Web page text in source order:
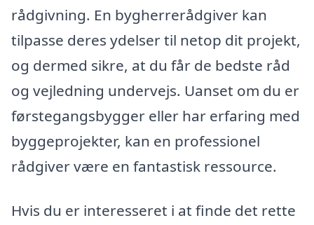
rådgivning. En bygherrerådgiver kan
tilpasse deres ydelser til netop dit projekt,
og dermed sikre, at du får de bedste råd
og vejledning undervejs. Uanset om du er
førstegangsbygger eller har erfaring med
byggeprojekter, kan en professionel
rådgiver være en fantastisk ressource.
Hvis du er interesseret i at finde det rette